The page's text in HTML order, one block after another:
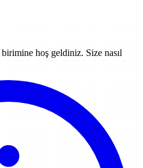
birimine hoş geldiniz. Size nasıl